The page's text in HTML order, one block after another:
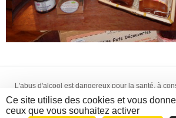
L'abus d'alcool est dangereux pour la santé, à
modération. La vente d'alcool est interdite aux
Création WebCom.Me - © 2014-2018 La Hallette
Légales-CGV
Ce site utilise des cookies et vous
ceux que vous souhaitez activer